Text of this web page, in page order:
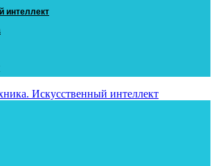
интеллект
Искусственный интеллект